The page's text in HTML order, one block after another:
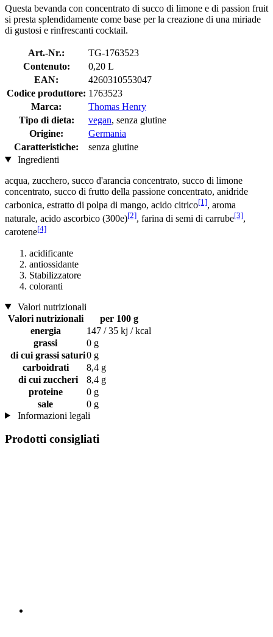
Questa bevanda con concentrato di succo di limone e di passion fruit
si presta splendidamente come base per la creazione di una miriade
di gustosi e rinfrescanti cocktail.
Art.-Nr.:
TG-1763523
Contenuto:
0,20 L
EAN:
4260310553047
Codice produttore: 1763523
Marca:
Thomas Henry
Tipo di dieta:
vegan, senza glutine
Origine:
Germania
Caratteristiche:
senza glutine
Ingredienti
acqua, zucchero, succo d'arancia concentrato, succo di limone
concentrato, succo di frutto della passione concentrato, anidride
carbonica, estratto di polpa di mango, acido citrico[1], aroma
naturale, acido ascorbico (300e)[2], farina di semi di carrube[3],
carotene[4]
acidificante
antiossidante
Stabilizzatore
coloranti
Valori nutrizionali
Valori nutrizionali
per 100 g
energia
147 / 35 kj / kcal
grassi
0 g
di cui grassi saturi0 g
carboidrati
8,4 g
di cui zuccheri
8,4 g
proteine
0 g
sale
0 g
Informazioni legali
Prodotti consigliati